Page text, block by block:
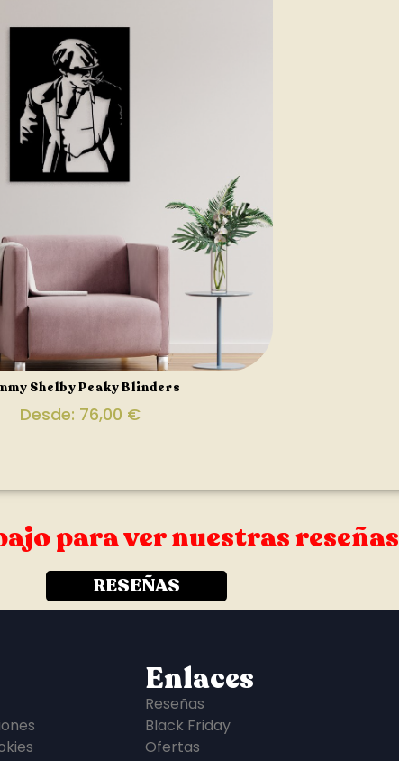
Shelby Peaky Blinders
Desde: 76,00 €
para ver nuestras reseñas
RESEÑAS
Enlaces
Reseñas
Black Friday
Ofertas